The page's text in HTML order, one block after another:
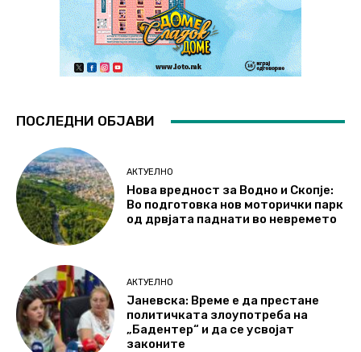
ПОСЛЕДНИ ОБЈАВИ
АКТУЕЛНО
Нова вредност за Водно и Скопје:
Во подготовка нов моторички парк
од дрвјата паднати во невремето
АКТУЕЛНО
Јаневска: Време е да престане
политичката злоупотреба на
„Бадентер“ и да се усвојат
законите